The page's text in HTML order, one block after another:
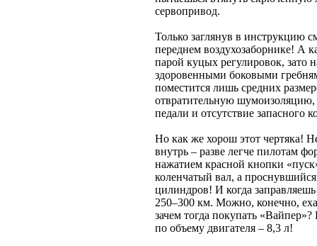
сервопривод.
Только заглянув в инструкцию
переднем воздухозаборнике! А
парой куцых регулировок, зато
здоровенными боковыми
поместится лишь средних
отвратительную шумоизоляцию,
педали и отсутствие запасного
Но как же хорош этот чертяка!
внутрь – разве легче пилотам
нажатием красной кнопки
коленчатый вал, а
цилиндров! И когда
250–300 км. Можно, конечно,
зачем тогда покупать
по объему двигателя – 8,3 л!